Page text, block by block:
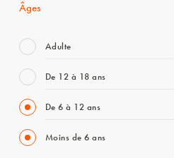
Âges
Adulte
De 12 à 18 ans
De 6 à 12 ans
Moins de 6 ans